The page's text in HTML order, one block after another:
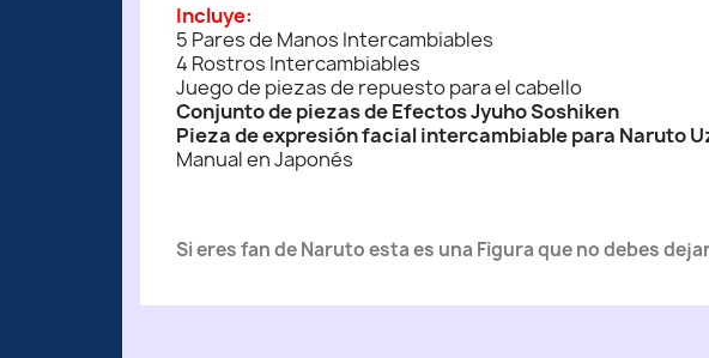
Incluye:
5 Pares de Manos Intercambiables
4 Rostros Intercambiables
Juego de piezas de repuesto para el cabello
Conjunto de piezas de Efectos Jyuho Soshiken
Pieza de expresión facial intercambiable para Naruto
Manual en Japonés
Si eres fan de Naruto esta es una Figura que no debes